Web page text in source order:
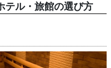
テル・旅館の選び方